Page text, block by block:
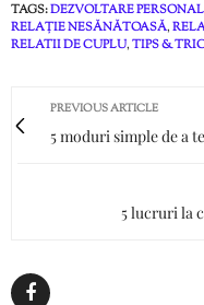
TAGS:DEZVOLTARE
RELAȚIE NESĂNĂTOASĂ,
RELATII DE CUPLU,TIPS &
PREVIOUS ARTICLE
5 moduri simple de a
5 lucruri la